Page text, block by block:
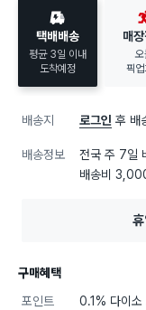
택배배송
평균 3일 이내
도착예정
매
픽
배송지 로그인 후 배
배송정보 전국 주 7일
배송비
구매혜택
포인트
0.1% 다이소